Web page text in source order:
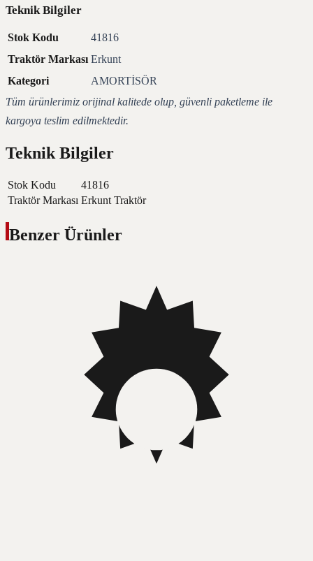
Teknik Bilgiler
Stok Kodu
41816
Traktör Markası Erkunt
Kategori
AMORTİSÖR
Tüm ürünlerimiz orijinal kalitede olup, güvenli paketleme ile
kargoya teslim edilmektedir.
Teknik Bilgiler
Stok Kodu
41816
Traktör Markası Erkunt Traktör
Benzer Ürünler